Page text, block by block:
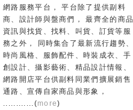
網路服務平台， 平台除了提供副料
商、設計師與盤商們， 最齊全的商品
資訊與找貨、找料、叫貨、訂貨等服
務之外， 同時集合了最新流行趨勢、
時尚風格、服飾配件、時裝成衣、手
創設計、攝影藝術、精品設計情報、
網路開店平台供副料同業們擴展銷售
通路、宣傳自家商品與形象，
............(more)